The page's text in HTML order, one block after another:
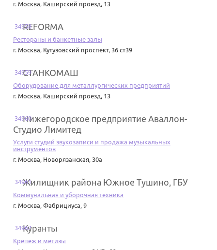
г. Москва, Каширский проезд, 13
34958REFORMA
Рестораны и банкетные залы
г. Москва, Кутузовский проспект, 36 ст39
34959СТАНКОМАШ
Оборудование для металлургических предприятий
г. Москва, Каширский проезд, 13
34960Нижегородское предприятие Аваллон-
Студио Лимитед
Услуги студий звукозаписи и продажа музыкальных
инструментов
г. Москва, Новорязанская, 30а
34961Жилищник района Южное Тушино, ГБУ
Коммунальная и уборочная техника
г. Москва, Фабрициуса, 9
34962Куранты
Крепеж и метизы